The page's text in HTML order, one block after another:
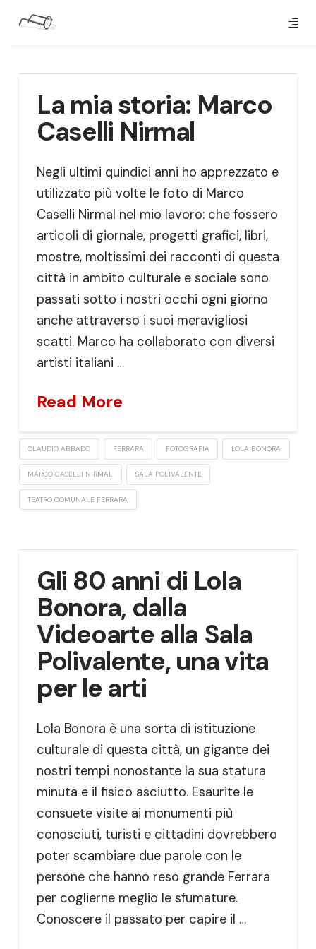
La mia storia: Marco
Caselli Nirmal
Negli ultimi quindici anni ho apprezzato e
utilizzato più volte le foto di Marco
Caselli Nirmal nel mio lavoro: che fossero
articoli di giornale, progetti grafici, libri,
mostre, moltissimi dei racconti di questa
città in ambito culturale e sociale sono
passati sotto i nostri occhi ogni giorno
anche attraverso i suoi meravigliosi
scatti. Marco ha collaborato con diversi
artisti italiani …
Read More
CLAUDIO ABBADO FERRARA FOTOGRAFIA LOLA BONORA
MARCO CASELLI NIRMAL SALA POLIVALENTE
TEATRO COMUNALE FERRARA
Gli 80 anni di Lola
Bonora, dalla
Videoarte alla Sala
Polivalente, una vita
per le arti
Lola Bonora è una sorta di istituzione
culturale di questa città, un gigante dei
nostri tempi nonostante la sua statura
minuta e il fisico asciutto. Esaurite le
consuete visite ai monumenti più
conosciuti, turisti e cittadini dovrebbero
poter scambiare due parole con le
persone che hanno reso grande Ferrara
per coglierne meglio le sfumature.
Conoscere il passato per capire il …